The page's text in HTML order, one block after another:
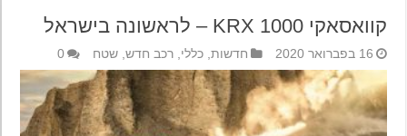
קוואסאקי KRX 1000 – לראשונה בישראל
16 בפברואר 2020 חדשות,כללי,רכב חדש,שטח 0